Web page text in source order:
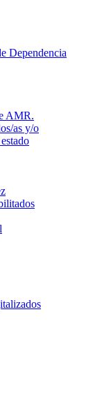
Dependencia
AMR.
as y/o